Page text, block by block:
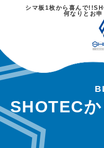
シマ板1枚から喜んで
何なりとお
SHOTEC